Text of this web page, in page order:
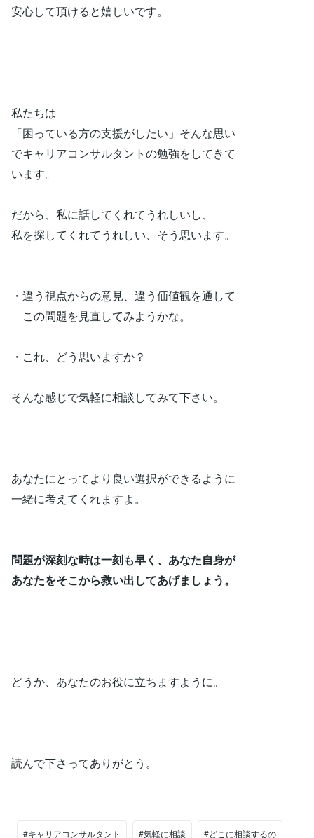
安心して頂けると嬉しいです。
私たちは
「困っている方の支援がしたい」そんな思い
でキャリアコンサルタントの勉強をしてきて
います。
だから、私に話してくれてうれしいし、
私を探してくれてうれしい、そう思います。
・違う視点からの意見、違う価値観を通して
この問題を見直してみようかな。
・これ、どう思いますか？
そんな感じで気軽に相談してみて下さい。
あなたにとってより良い選択ができるように
一緒に考えてくれますよ。
問題が深刻な時は一刻も早く、あなた自身が
あなたをそこから救い出してあげましょう。
どうか、あなたのお役に立ちますように。
読んで下さってありがとう。
#キャリアコンサルタント #気軽に相談 #どこに相談するの